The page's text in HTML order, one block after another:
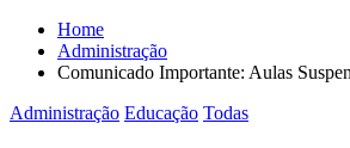
Home
Administração
Comunicado Importante: Aulas
Administração Educação Todas